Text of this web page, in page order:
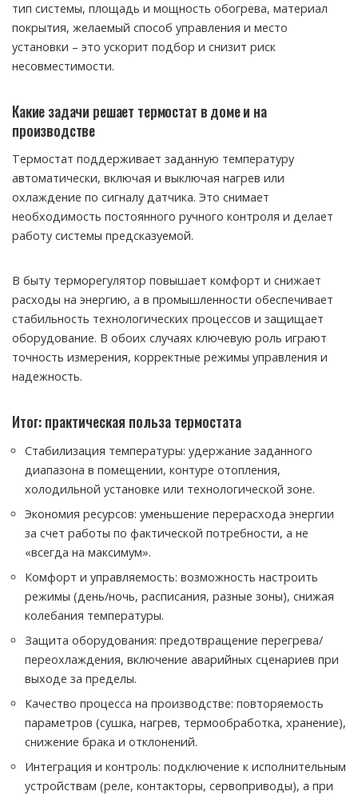
тип системы, площадь и мощность обогрева, материал
покрытия, желаемый способ управления и место
установки – это ускорит подбор и снизит риск
несовместимости.
Какие задачи решает термостат в доме и на
производстве
Термостат поддерживает заданную температуру
автоматически, включая и выключая нагрев или
охлаждение по сигналу датчика. Это снимает
необходимость постоянного ручного контроля и делает
работу системы предсказуемой.
В быту терморегулятор повышает комфорт и снижает
расходы на энергию, а в промышленности обеспечивает
стабильность технологических процессов и защищает
оборудование. В обоих случаях ключевую роль играют
точность измерения, корректные режимы управления и
надежность.
Итог: практическая польза термостата
Стабилизация температуры: удержание заданного
диапазона в помещении, контуре отопления,
холодильной установке или технологической зоне.
Экономия ресурсов: уменьшение перерасхода энергии
за счет работы по фактической потребности, а не
«всегда на максимум».
Комфорт и управляемость: возможность настроить
режимы (день/ночь, расписания, разные зоны), снижая
колебания температуры.
Защита оборудования: предотвращение перегрева/
переохлаждения, включение аварийных сценариев при
выходе за пределы.
Качество процесса на производстве: повторяемость
параметров (сушка, нагрев, термообработка, хранение),
снижение брака и отклонений.
Интеграция и контроль: подключение к исполнительным
устройствам (реле, контакторы, сервоприводы), а при